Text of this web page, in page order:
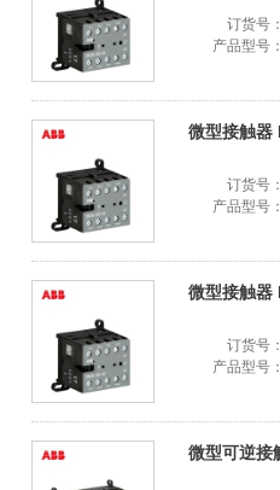
订货号
产品型号
微型接触器
订货号
产品型号
微型接触器
订货号
产品型号
微型可逆接